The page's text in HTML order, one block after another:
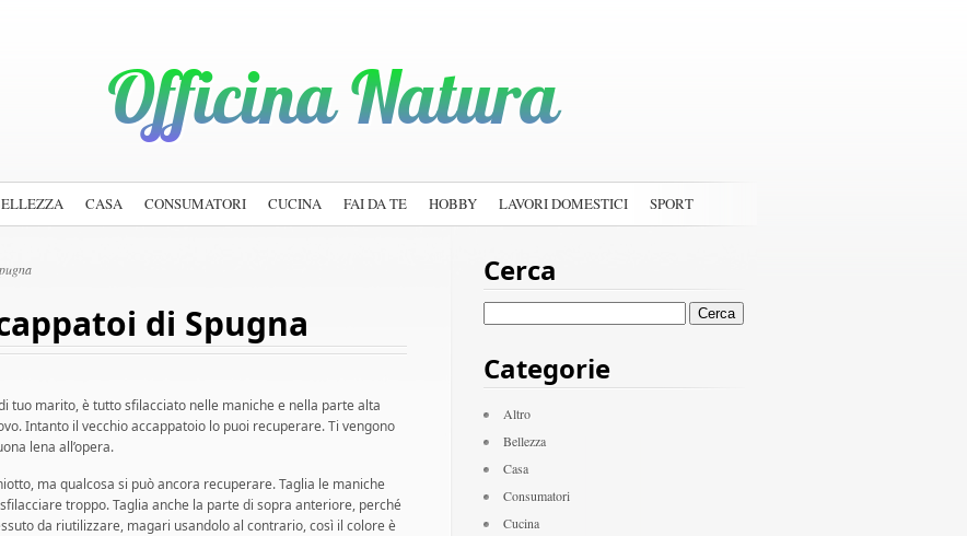
CASA CONSUMATORI CUCINA FAI DA TE HOBBY LAVORI DOMESTICI SPORT
di Spugna
tuo marito, è tutto sfilacciato nelle maniche e nella parte alta
Intanto il vecchio accappatoio lo puoi recuperare. Ti vengono
lena all’opera.
ma qualcosa si può ancora recuperare. Taglia le maniche
troppo. Taglia anche la parte di sopra anteriore, perché
da riutilizzare, magari usandolo al contrario, così il colore è
Cerca
Categorie
Altro
Bellezza
Casa
Consumatori
Cucina